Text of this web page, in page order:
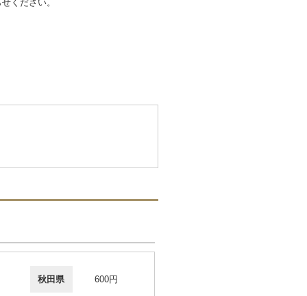
ください。
秋田県 600円